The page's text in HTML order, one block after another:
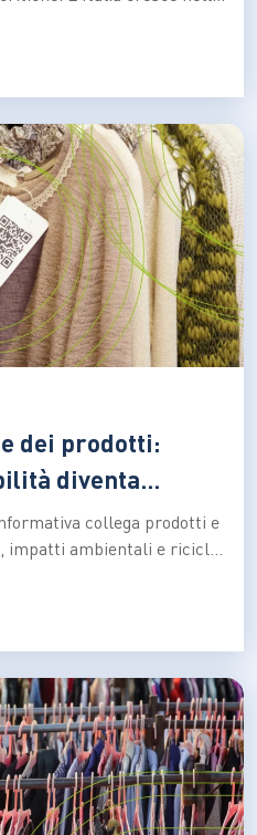
nuove regole per
strategica: nel corso del
cantina racconta molto più…
dei prodotti:
diventa
collega prodotti e
ambientali e riciclo.
europea e quali effetti
e autorità Prodotti
ambientali